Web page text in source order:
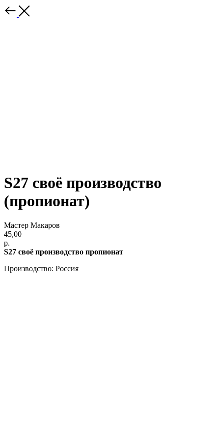
S27 своё производство
(пропионат)
Мастер Макаров
45,00
р.
S27 своё производство пропионат
Производство: Россия